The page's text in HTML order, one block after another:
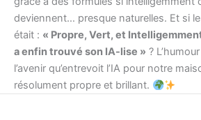
deviennent… presque naturelles. Et si
était : « Propre, Vert, et
a enfin trouvé son IA-lise » ?
l’avenir qu’entrevoit l’IA pour notre
résolument propre et brillant.